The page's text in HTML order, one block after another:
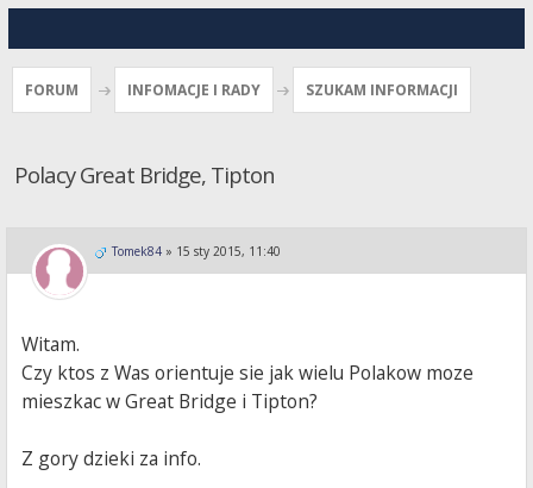
FORUM INFOMACJE I RADY SZUKAM INFORMACJI
Polacy Great Bridge, Tipton
Tomek84 » 15 sty 2015, 11:40
Witam.
Czy ktos z Was orientuje sie jak wielu Polakow moze
mieszkac w Great Bridge i Tipton?
Z gory dzieki za info.